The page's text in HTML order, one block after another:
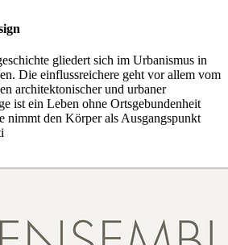
gliedert sich im Urbanismus in
Die einflussreichere geht vor allem vom
architektonischer und urbaner
ist ein Leben ohne Ortsgebundenheit
nimmt den Körper als Ausgangspunkt